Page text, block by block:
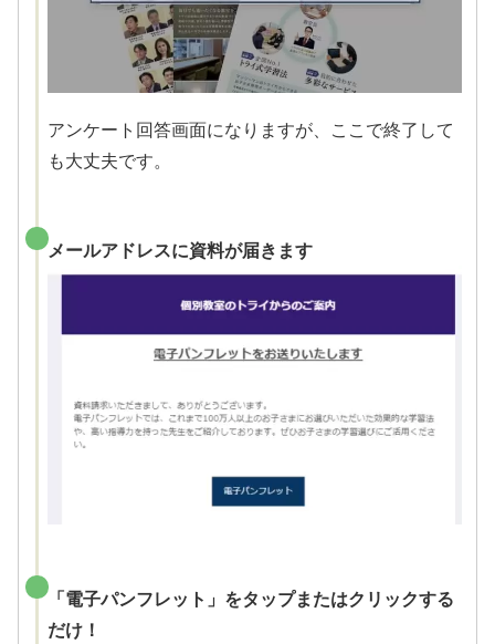
アンケート回答画面になりますが、ここで終了して
も大丈夫です。
メールアドレスに資料が届きます
「電子パンフレット」をタップまたはクリックする
だけ！